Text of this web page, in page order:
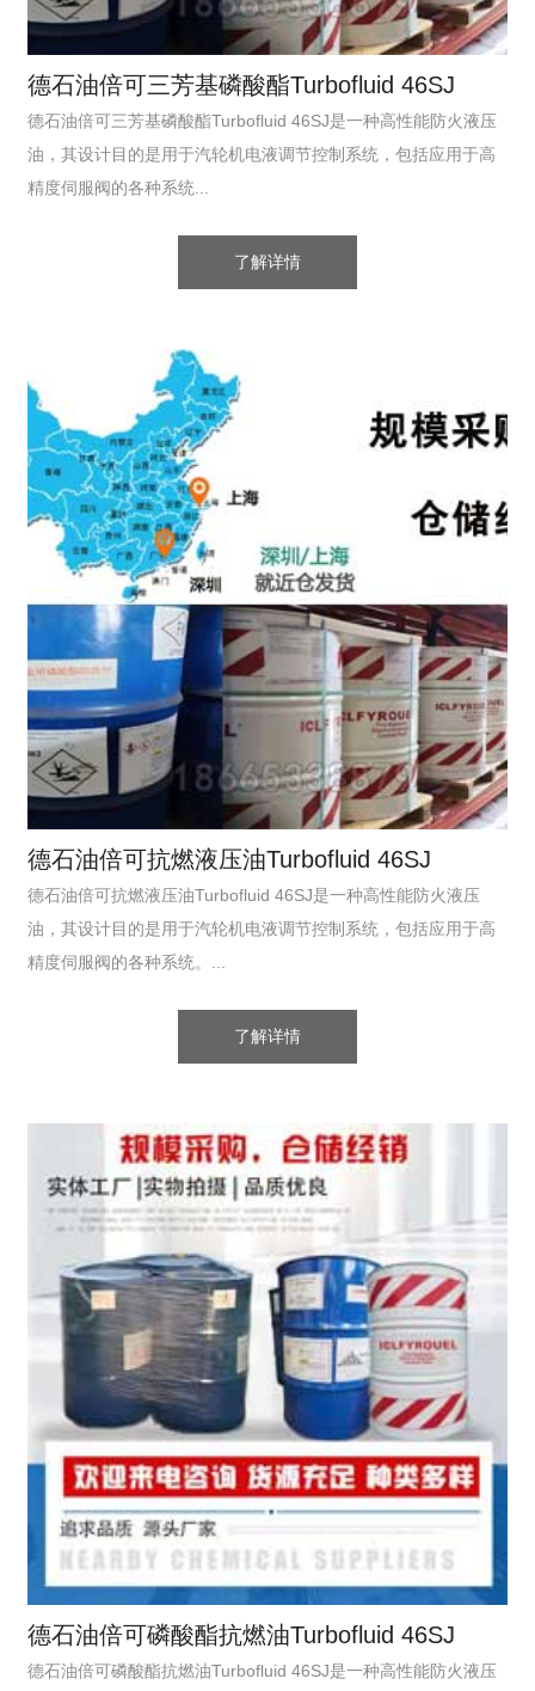
德石油倍可三芳基磷酸酯Turbofluid 46SJ
德石油倍可三芳基磷酸酯Turbofluid 46SJ是一种高性能防火液压
油，其设计目的是用于汽轮机电液调节控制系统，包括应用于高
精度伺服阀的各种系统...
了解详情
德石油倍可抗燃液压油Turbofluid 46SJ
德石油倍可抗燃液压油Turbofluid 46SJ是一种高性能防火液压
油，其设计目的是用于汽轮机电液调节控制系统，包括应用于高
精度伺服阀的各种系统。...
了解详情
德石油倍可磷酸酯抗燃油Turbofluid 46SJ
德石油倍可磷酸酯抗燃油Turbofluid 46SJ是一种高性能防火液压